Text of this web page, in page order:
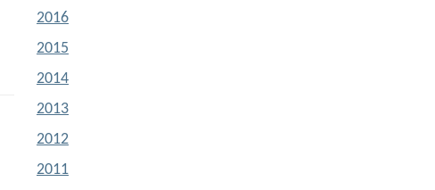
2016
2015
2014
2013
2012
2011